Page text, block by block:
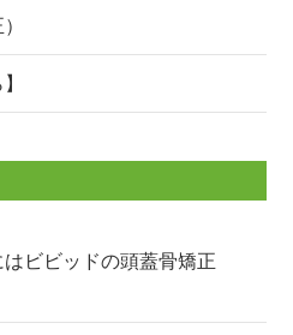
ビビッドの頭蓋骨矯正